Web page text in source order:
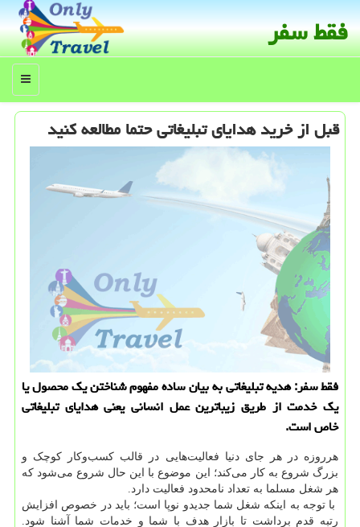
فقط سفر
منو
قبل از خرید هدایای تبلیغاتی حتما مطالعه كنید
فقط سفر: هدیه تبلیغاتی به بیان ساده مفهوم شناختن یك محصول یا
یك خدمت از طریق زیباترین عمل انسانی یعنی هدایای تبلیغاتی
خاص است.
هرروزه در هر جای دنیا فعالیت‌هایی در قالب کسب‌وکار کوچک و
بزرگ شروع به کار می‌کند؛ این موضوع با این حال شروع می‌شود که
هر شغل مسلما به تعداد نامحدود فعالیت دارد.
با توجه به اینکه شغل شما جدیدو نوپا است؛ باید در خصوص افزایش
رتبه قدم برداشت تا بازار هدف با شما و خدمات شما آشنا شود.